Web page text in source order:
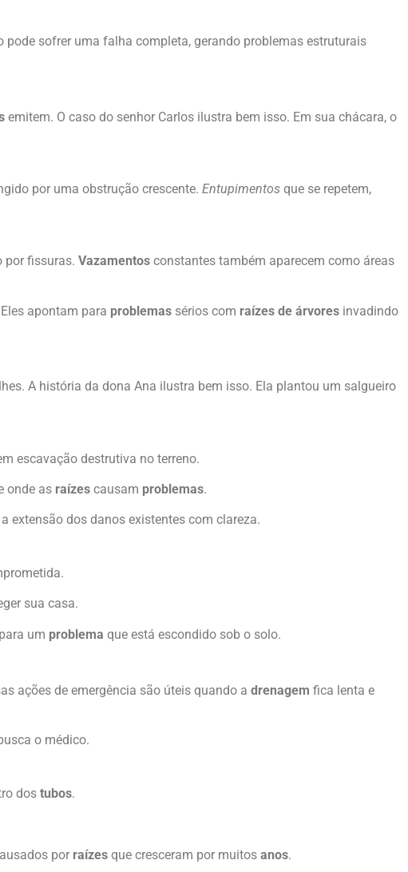
pode sofrer uma falha completa, gerando problemas estruturais
emitem. O caso do senhor Carlos ilustra bem isso. Em sua chácara, o
por uma obstrução crescente. Entupimentos que se repetem,
por fissuras. Vazamentos constantes também aparecem como áreas
apontam para problemas sérios com raízes de árvores invadindo
A história da dona Ana ilustra bem isso. Ela plantou um salgueiro
escavação destrutiva no terreno.
onde as raízes causam problemas.
extensão dos danos existentes com clareza.
sua casa.
um problema que está escondido sob o solo.
ações de emergência são úteis quando a drenagem fica lenta e
o médico.
dos tubos.
por raízes que cresceram por muitos anos.